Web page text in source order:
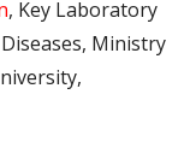
, Key Laboratory
Ministry